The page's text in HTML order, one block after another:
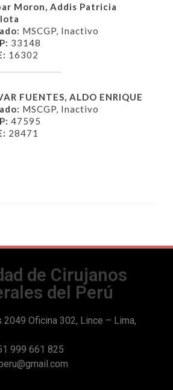
Moron, Addis Patricia
MSCGP, Inactivo
33148
16302
FUENTES, ALDO ENRIQUE
MSCGP, Inactivo
47595
28471
de Cirujanos
del Perú
2049 Oficina 302, Lince – Lima,
999 661 825